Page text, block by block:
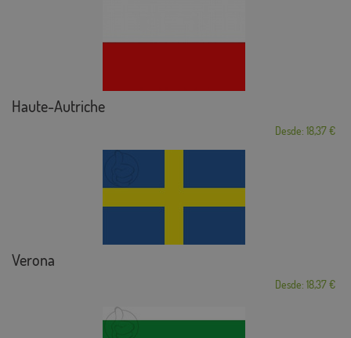
Haute-Autriche
Desde: 18,37 €
Verona
Desde: 18,37 €